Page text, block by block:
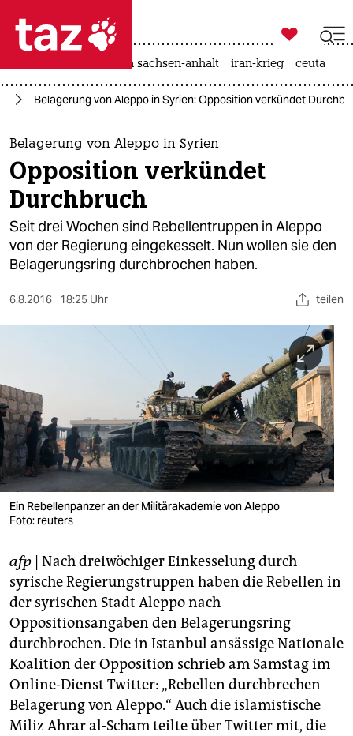
 taz zahl ich
taz zahl ich
themen
politik
öko
gesellschaft
sport
nord
wahrheit
verlag
verlag
veranstaltungen
shop
fragen & hilfe
unterstützen
abo
genossenschaft
epaper login

taz zahl ich
landtagswahl in sachsen-anhalt iran-krieg ceuta
Belagerung von Aleppo in Syrien: Opposition verkündet
Belagerung von Aleppo in Syrien
Opposition verkündet
Durchbruch
Seit drei Wochen sind Rebellentruppen in Aleppo
von der Regierung eingekesselt. Nun wollen sie den
Belagerungsring durchbrochen haben.
6.8.2016 18:25 Uhr teilen
Ein Rebellenpanzer an der Militärakademie von Aleppo
Foto: reuters
afp | Nach dreiwöchiger Einkesselung durch
syrische Regierungstruppen haben die Rebellen in
der syrischen Stadt Aleppo nach
Oppositionsangaben den Belagerungsring
durchbrochen. Die in Istanbul ansässige Nationale
Koalition der Opposition schrieb am Samstag im
Online-Dienst Twitter: „Rebellen durchbrechen
Belagerung von Aleppo.“ Auch die islamistische
Miliz Ahrar al-Scham teilte über Twitter mit, die